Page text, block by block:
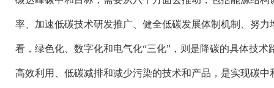
率、加速低碳技术研发推广、健全低碳发展体制机制、努
看，绿色化、数字化和电气化“三化”，则是降碳的具体技
高效利用、低碳减排和减少污染的技术和产品，是实现碳